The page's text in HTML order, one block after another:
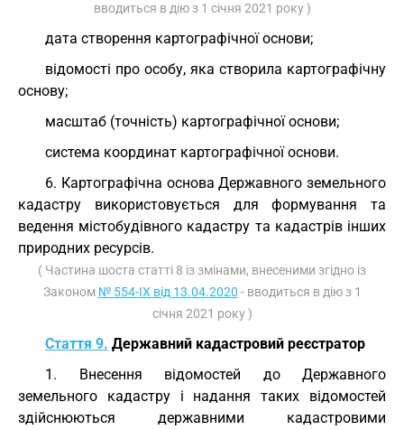
вводиться в дію з 1 січня 2021 року )
дата створення картографічної основи;
відомості про особу, яка створила картографічну
основу;
масштаб (точність) картографічної основи;
система координат картографічної основи.
6. Картографічна основа Державного земельного
кадастру використовується для формування та
ведення містобудівного кадастру та кадастрів інших
природних ресурсів.
( Частина шоста статті 8 із змінами, внесеними згідно із
Законом № 554-IX від 13.04.2020 - вводиться в дію з 1
січня 2021 року )
Стаття 9. Державний кадастровий реєстратор
1. Внесення відомостей до Державного
земельного кадастру і надання таких відомостей
здійснюються державними кадастровими